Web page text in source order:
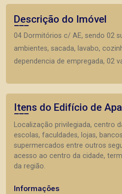
Descrição do Imóvel
04 Dormitórios c/ AE, sendo 02
ambientes, sacada, lavabo,
dependencia de empregada, 02
Itens do Edifício de
Localização privilegiada, centro
escolas, faculdades, lojas,
supermercados entre outros
acesso ao centro da cidade,
da região.
Informações